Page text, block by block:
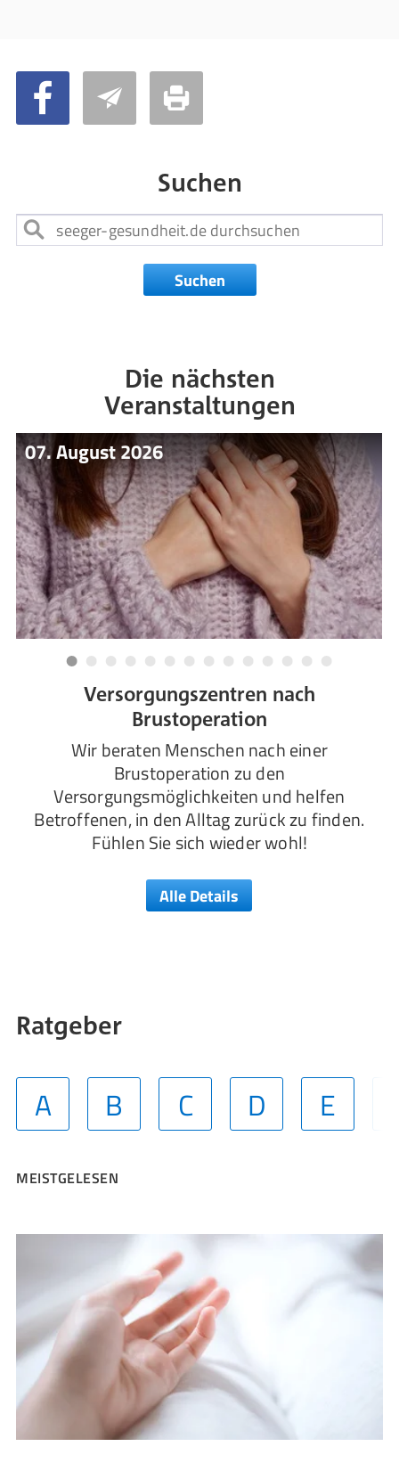
Suchen
Suchen
Die nächsten
Veranstaltungen
07. August 2026
Versorgungszentren nach
Brustoperation
Wir beraten Menschen nach einer
Brustoperation zu den
Versorgungsmöglichkeiten und helfen
Betroffenen, in den Alltag zurück zu finden.
Fühlen Sie sich wieder wohl!
Alle Details
Ratgeber
A B C D E
MEISTGELESEN